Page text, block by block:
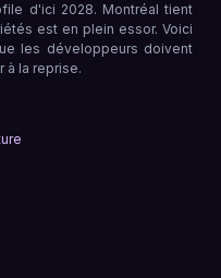
d'ici 2028. Montréal tient
est en plein essor. Voici
les développeurs doivent
à la reprise.